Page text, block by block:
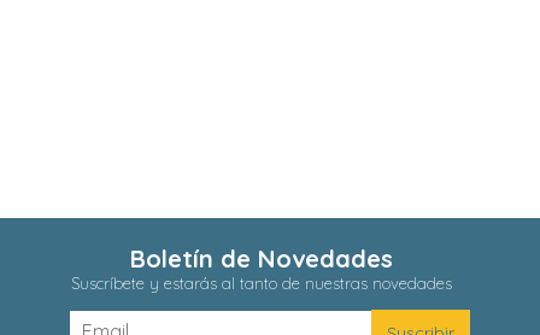
Boletín de Novedades
Suscríbete y estarás al tanto de nuestras novedades